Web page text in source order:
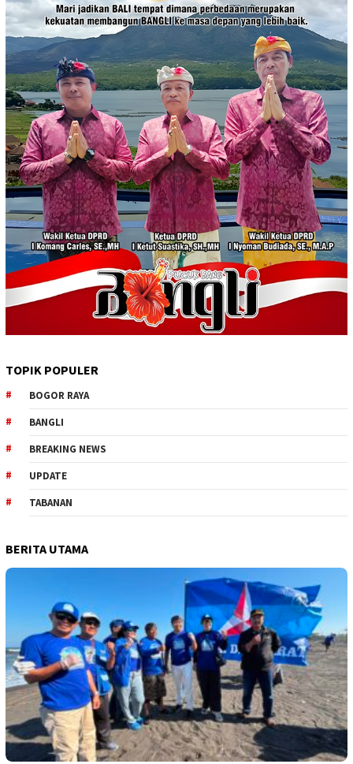
TOPIK POPULER
BOGOR RAYA
BANGLI
BREAKING NEWS
UPDATE
TABANAN
BERITA UTAMA